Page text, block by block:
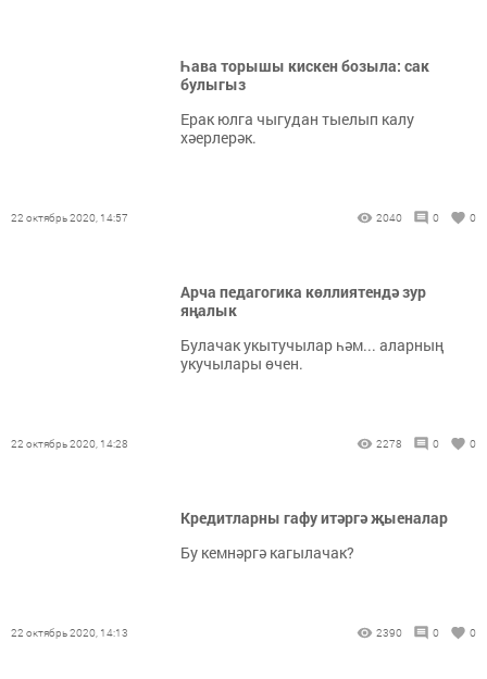
Һава торышы кискен бозыла: сак
булыгыз
Ерак юлга чыгудан тыелып калу
хәерлерәк.
22 октябрь 2020, 14:57 2040 0 0
Арча педагогика көллиятендә зур
яңалык
Булачак укытучылар һәм... аларның
укучылары өчен.
22 октябрь 2020, 14:28 2278 0 0
Кредитларны гафу итәргә җыеналар
Бу кемнәргә кагылачак?
22 октябрь 2020, 14:13 2390 0 0